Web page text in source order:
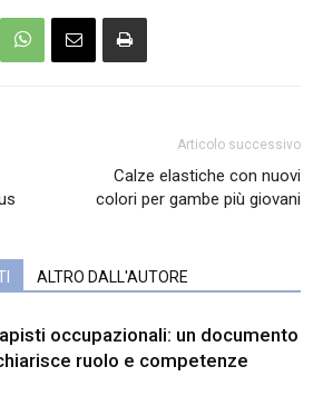
Articolo successivo
Calze elastiche con nuovi
colori per gambe più giovani
ALTRO DALL'AUTORE
occupazionali: un documento
ruolo e competenze